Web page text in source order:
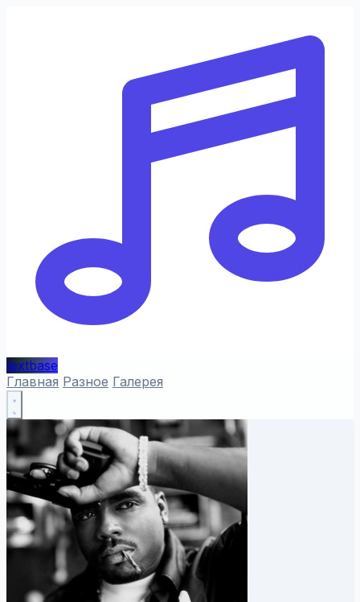
textbase
Главная Разное Галерея